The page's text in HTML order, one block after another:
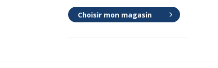
Choisir mon magasin